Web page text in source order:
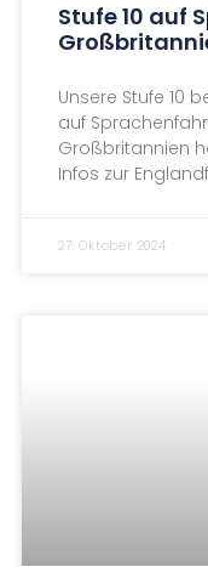
Stufe 10 auf
Unsere Stufe 10
auf
Großbritannien
Infos zur
27. Oktober 2024